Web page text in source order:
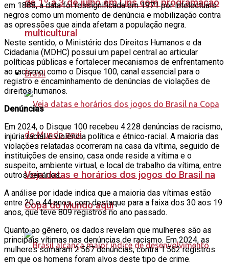
de 1º a 3 de julho em Lins com programação
multicultural
Brasil
Veja datas e horários dos jogos do Brasil na
Copa do Mundo aqui
em 1888, a data foi ressignificada em 1971 por intelectuais
negros como um momento de denúncia e mobilização contra
as opressões que ainda afetam a população negra.
Neste sentido, o Ministério dos Direitos Humanos e da
Cidadania (MDHC) possui um papel central ao articular
políticas públicas e fortalecer mecanismos de enfrentamento
ao racismo, como o Disque 100, canal essencial para o
registro e encaminhamento de denúncias de violações de
direitos humanos.
Denúncias
Em 2024, o Disque 100 recebeu 4.228 denúncias de racismo,
injúria racial e violência política e étnico-racial. A maioria das
violações relatadas ocorreram na casa da vítima, seguido de
instituições de ensino, casa onde reside a vítima e o
suspeito, ambiente virtual, e local de trabalho da vítima, entre
outros cenários.
A análise por idade indica que a maioria das vítimas estão
entre 20 e 44 anos, com destaque para a faixa dos 30 aos 19
anos, que teve 809 registros no ano passado.
Quanto ao gênero, os dados revelam que mulheres são as
principais vítimas nas denúncias de racismo. Em 2024, as
mulheres somaram 2.567 denúncias, contra 1.562 registros
em que os homens foram alvos deste tipo de crime.